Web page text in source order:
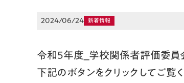
2024/06/24 新着情報
令和5年度_学校関係者評価委員
下記のボタンをクリックしてご覧